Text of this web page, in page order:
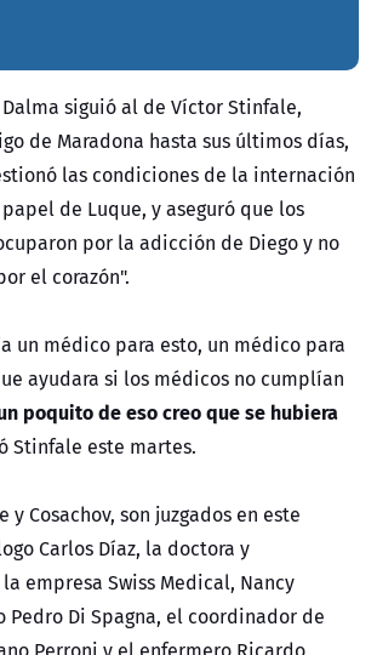
siguió al de Víctor Stinfale,
de Maradona hasta sus últimos días,
las condiciones de la internación
de Luque, y aseguró que los
por la adicción de Diego y no
el corazón".
un médico para esto, un médico para
ayudara si los médicos no cumplían
poquito de eso creo que se hubiera
Stinfale este martes.
y Cosachov, son juzgados en este
Carlos Díaz, la doctora y
empresa Swiss Medical, Nancy
Pedro Di Spagna, el coordinador de